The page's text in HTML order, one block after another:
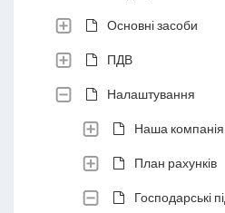
Основні засоби
ПДВ
Налаштування
Наша компанія
План рахунків
Господарські